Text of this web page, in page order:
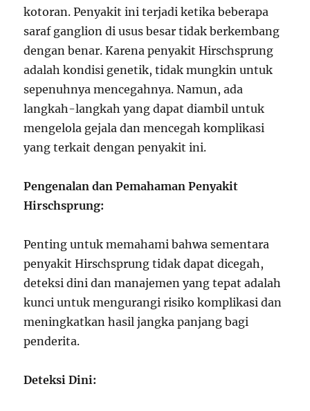
kotoran. Penyakit ini terjadi ketika beberapa
saraf ganglion di usus besar tidak berkembang
dengan benar. Karena penyakit Hirschsprung
adalah kondisi genetik, tidak mungkin untuk
sepenuhnya mencegahnya. Namun, ada
langkah-langkah yang dapat diambil untuk
mengelola gejala dan mencegah komplikasi
yang terkait dengan penyakit ini.
Pengenalan dan Pemahaman Penyakit
Hirschsprung:
Penting untuk memahami bahwa sementara
penyakit Hirschsprung tidak dapat dicegah,
deteksi dini dan manajemen yang tepat adalah
kunci untuk mengurangi risiko komplikasi dan
meningkatkan hasil jangka panjang bagi
penderita.
Deteksi Dini: